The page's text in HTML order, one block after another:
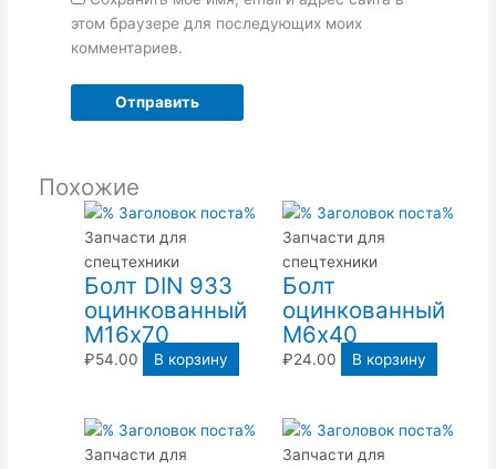
этом браузере для последующих моих
комментариев.
Похожие
Запчасти для
спецтехники
Болт DIN 933
оцинкованный
М16х70
₽54.00 В корзину
Запчасти для
спецтехники
Болт
оцинкованный
М6х40
₽24.00 В корзину
Запчасти для
Запчасти для